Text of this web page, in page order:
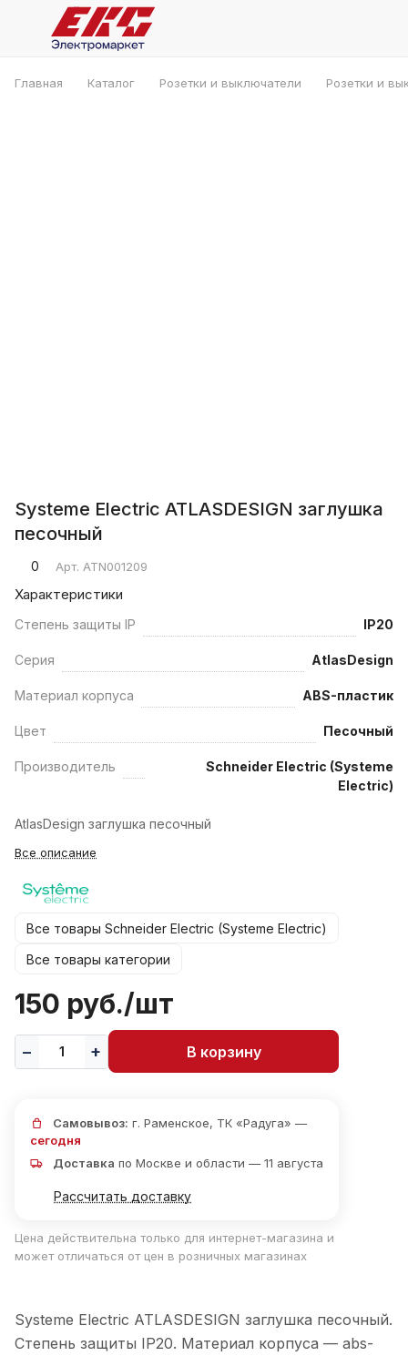
Главная Каталог Розетки и выключатели Розетки и
Systeme Electric ATLASDESIGN заглушка
песочный
0 Арт. ATN001209
Характеристики
Степень защиты IP IP20
Серия AtlasDesign
Материал корпуса ABS-пластик
Цвет Песочный
Производитель
Schneider Electric (Systeme
Electric)
AtlasDesign заглушка песочный
Все описание
Все товары Schneider Electric (Systeme Electric)
Все товары категории
150 руб./шт
В корзину
Самовывоз: г. Раменское, ТК «Радуга» —
сегодня
Доставка по Москве и области — 11 августа
Рассчитать доставку
Цена действительна только для интернет-магазина и
может отличаться от цен в розничных магазинах
Systeme Electric ATLASDESIGN заглушка песочный.
Степень защиты IP20. Материал корпуса — abs-